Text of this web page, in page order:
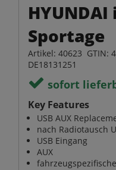
HYUNDAI
Sportage
Artikel: 40623 GTIN:
DE18131251
sofort
Key Features
USB AUX
nach Radiotausch
USB Eingang
AUX